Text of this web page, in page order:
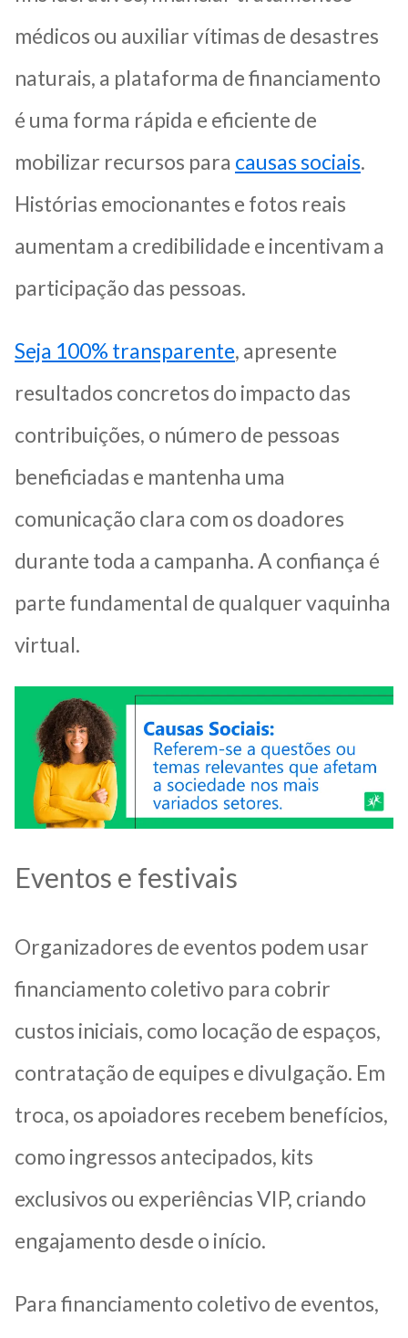
médicos ou auxiliar vítimas de desastres
naturais, a plataforma de financiamento
é uma forma rápida e eficiente de
mobilizar recursos para causas sociais.
Histórias emocionantes e fotos reais
aumentam a credibilidade e incentivam a
participação das pessoas.
Seja 100% transparente, apresente
resultados concretos do impacto das
contribuições, o número de pessoas
beneficiadas e mantenha uma
comunicação clara com os doadores
durante toda a campanha. A confiança é
parte fundamental de qualquer vaquinha
virtual.
Eventos e festivais
Organizadores de eventos podem usar
financiamento coletivo para cobrir
custos iniciais, como locação de espaços,
contratação de equipes e divulgação. Em
troca, os apoiadores recebem benefícios,
como ingressos antecipados, kits
exclusivos ou experiências VIP, criando
engajamento desde o início.
Para financiamento coletivo de eventos,